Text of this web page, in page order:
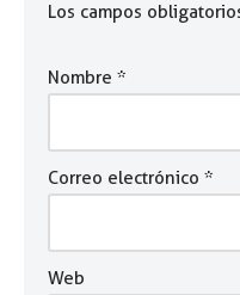
Los campos
Nombre *
Correo electrónico *
Web